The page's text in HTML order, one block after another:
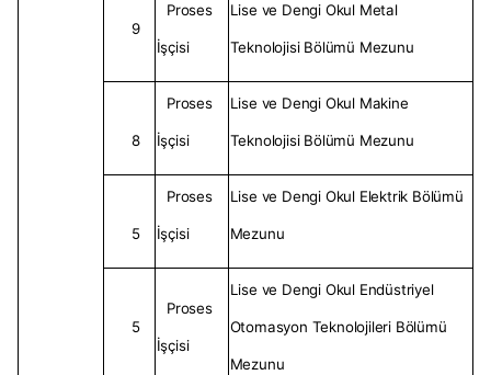
9
Proses
İşçisi
Lise ve Dengi Okul Metal
Teknolojisi Bölümü Mezunu
8
Proses
İşçisi
Lise ve Dengi Okul Makine
Teknolojisi Bölümü Mezunu
5
Proses
İşçisi
Lise ve Dengi Okul Elektrik Bölümü
Mezunu
5
Proses
İşçisi
Lise ve Dengi Okul Endüstriyel
Otomasyon Teknolojileri Bölümü
Mezunu